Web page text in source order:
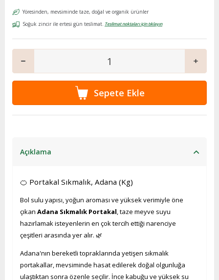
Yöresinden, mevsiminde taze, doğal ve organik ürünler
Soğuk zincir ile ertesi gün teslimat. Teslimat noktaları için tıklayın
Açıklama
🍊 Portakal Sıkmalık, Adana (Kg)
Bol sulu yapısı, yoğun aroması ve yüksek verimiyle öne
çıkan Adana Sıkmalık Portakal, taze meyve suyu
hazırlamak isteyenlerin en çok tercih ettiği narenciye
çeşitleri arasında yer alır. 🌿
Adana'nın bereketli topraklarında yetişen sıkmalık
portakallar, mevsiminde hasat edilerek doğal olgunluğa
ulaştıktan sonra özenle seçilir. İnce kabuğu ve yüksek su